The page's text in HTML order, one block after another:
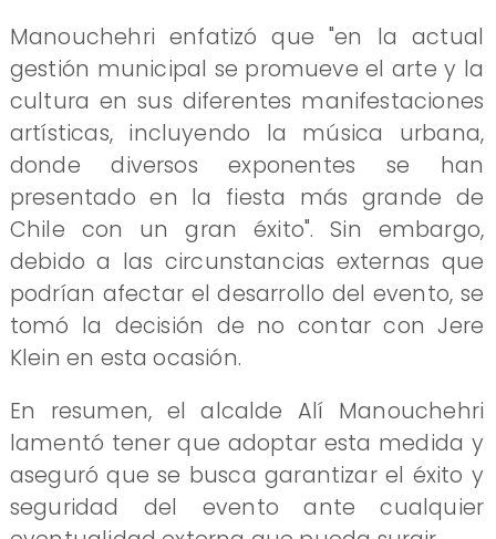
Manouchehri enfatizó que "en la actual
gestión municipal se promueve el arte y la
cultura en sus diferentes manifestaciones
artísticas, incluyendo la música urbana,
donde diversos exponentes se han
presentado en la fiesta más grande de
Chile con un gran éxito". Sin embargo,
debido a las circunstancias externas que
podrían afectar el desarrollo del evento, se
tomó la decisión de no contar con Jere
Klein en esta ocasión.
En resumen, el alcalde Alí Manouchehri
lamentó tener que adoptar esta medida y
aseguró que se busca garantizar el éxito y
seguridad del evento ante cualquier